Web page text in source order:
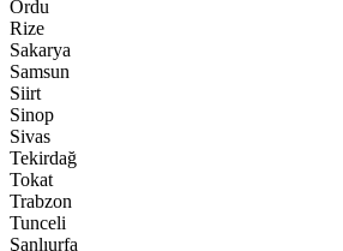
Ordu
Rize
Sakarya
Samsun
Siirt
Sinop
Sivas
Tekirdağ
Tokat
Trabzon
Tunceli
Şanlıurfa